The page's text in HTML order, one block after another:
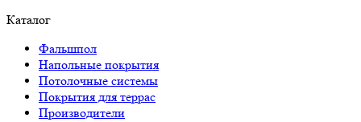
Каталог
Фальшпол
Напольные покрытия
Потолочные системы
Покрытия для террас
Производители